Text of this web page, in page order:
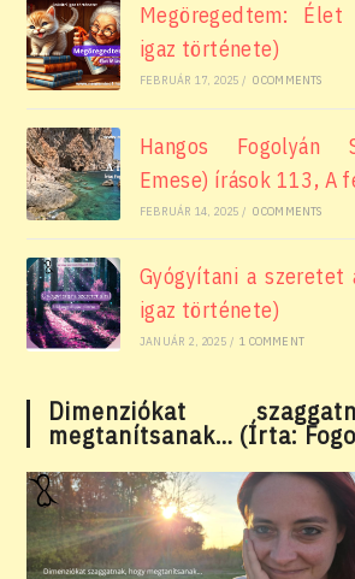
Megöregedtem:
igaz története)
FEBRUÁR 17, 2025 / 0 COMMENTS
Hangos Fogolyán
Emese) írások 113, A
FEBRUÁR 14, 2025 / 0 COMMENTS
Gyógyítani a szeretet
igaz története)
JANUÁR 2, 2025 / 1 COMMENT
Dimenziókat
megtanítsanak… (Írta: